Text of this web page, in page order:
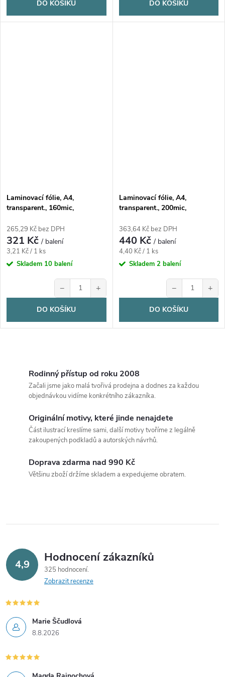
DO KOŠÍKU DO KOŠÍKU
Laminovací fólie, A4,
transparent., 160mic,
265,29 Kč bez DPH
321 Kč/ balení
Měrná
cena:
3,21 Kč / 1 ks
Skladem 10 balení
− +
DO KOŠÍKU
Laminovací fólie, A4,
transparent., 200mic,
363,64 Kč bez DPH
440 Kč/ balení
Měrná
cena:
4,40 Kč / 1 ks
Skladem 2 balení
− +
DO KOŠÍKU
p
v
k
y
v
ý
p
Rodinný přístup od roku 2008
Začali jsme jako malá tvořivá prodejna a dodnes za každou
objednávkou vidíme konkrétního zákazníka.
Originální motivy, které jinde nenajdete
Část ilustrací kreslíme sami, další motivy tvoříme z legálně
zakoupených podkladů a autorských návrhů.
Doprava zdarma nad 990 Kč
Většinu zboží držíme skladem a expedujeme obratem.
4,9 Hodnocení zákazníků
325 hodnocení
Zobrazit recenze
Marie Ščudlová
8.8.2026